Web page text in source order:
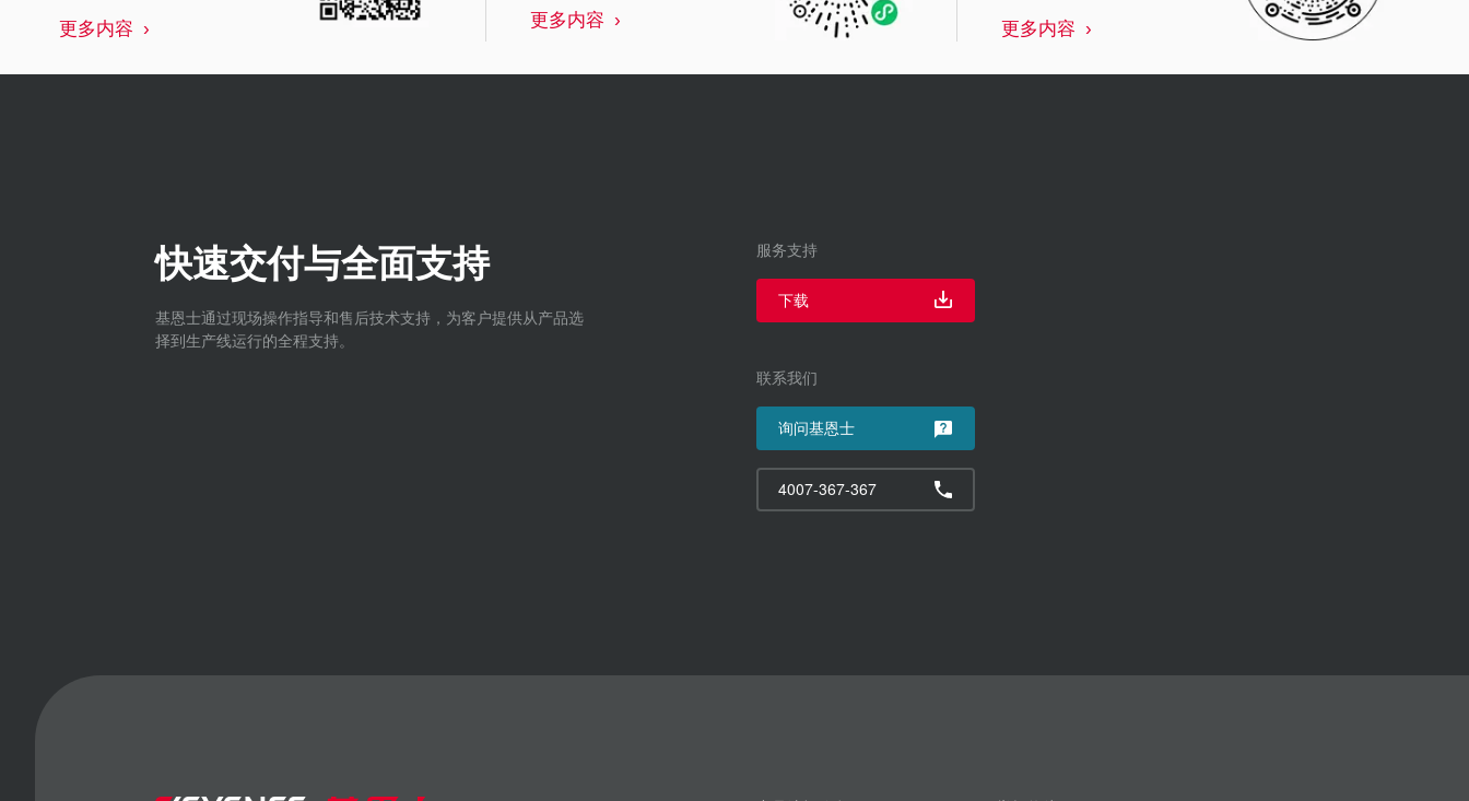
更多内容 更多内容 更多内容
快速交付与全面支持
基恩士通过现场操作指导和售后技术支持，为客户提供从产品选
择到生产线运行的全程支持。
服务支持
下载
联系我们
询问基恩士
4007-367-367